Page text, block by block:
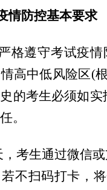
情防控基本要求
格遵守考试疫
高中低风险区(
的考生必须如
。
，考生通过微信
不扫码打卡，